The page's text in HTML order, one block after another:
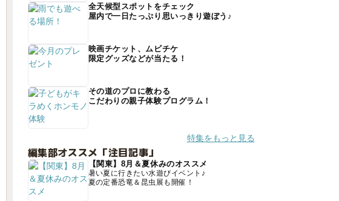
全天候型スポットをチェック
屋内で一日たっぷり思いっきり遊ぼう♪
映画チケット、ムビチケ
限定グッズなどが当たる！
その道のプロに教わる
こだわりの親子体験プログラム！
特集をもっと見る
編集部オススメ「注目記事」
【関東】8月＆夏休みのオススメ
暑い夏に行きたい水遊びイベント♪
夏の定番恐竜＆昆虫展も開催！